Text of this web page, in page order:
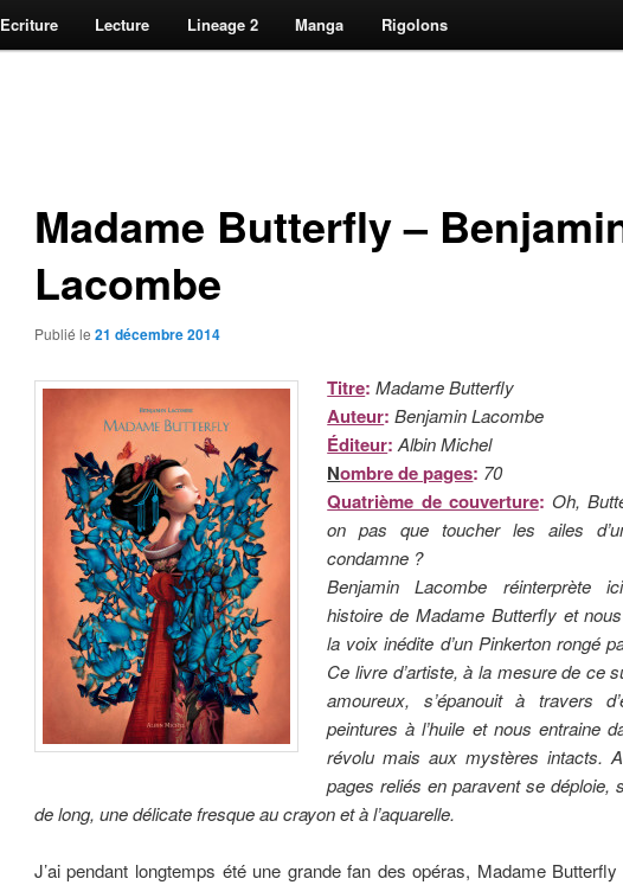
Ecriture Lecture Lineage 2 Manga Rigolons
Madame Butterfly –
Lacombe
Publié le 21 décembre 2014
Titre: Madame Butterfly
Auteur:Benjamin Lacombe
Éditeur:Albin Michel
Nombre de pages: 70
Quatrième de couverture: Oh,
on pas que toucher les ailes
condamne ?
Benjamin Lacombe réinterprète ici
histoire de Madame Butterfly et
la voix inédite d’un Pinkerton rongé
Ce livre d’artiste, à la mesure de ce
amoureux, s’épanouit à travers
peintures à l’huile et nous entraine
révolu mais aux mystères intacts.
pages reliés en paravent se déploie,
de long, une délicate fresque au crayon et à l’aquarelle.
J’ai pendant longtemps été une grande fan des opéras, Madame Butterfly